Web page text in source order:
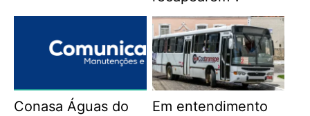
Conasa Águas do
Em entendimento